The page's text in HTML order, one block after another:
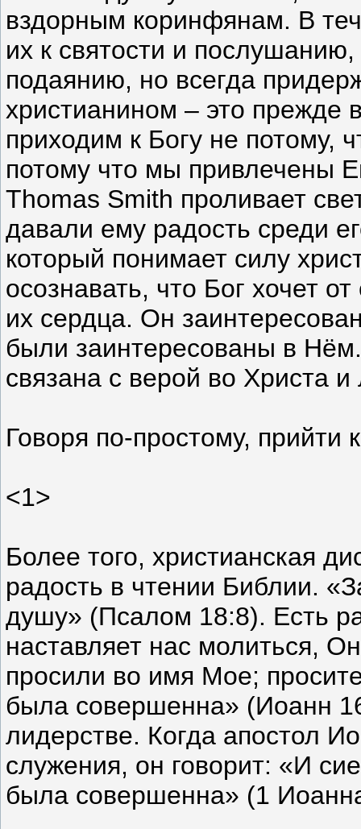
вздорным коринфянам. В
их к святости и
подаянию, но всегда
христианином – это прежде
приходим к Богу не потому,
потому что мы привлечены
Thomas Smith проливает
давали ему радость среди
который понимает силу
осознавать, что Бог хочет
их сердца. Он
были заинтересованы в
связана с верой во Христа
Говоря по-простому, прийти
<1>
Более того, христианская
радость в чтении Библии.
душу» (Псалом 18:8). Есть
наставляет нас молиться,
просили во имя Мое;
была совершенна» (Иоанн
лидерстве. Когда апостол
служения, он говорит: «И
была совершенна» (1